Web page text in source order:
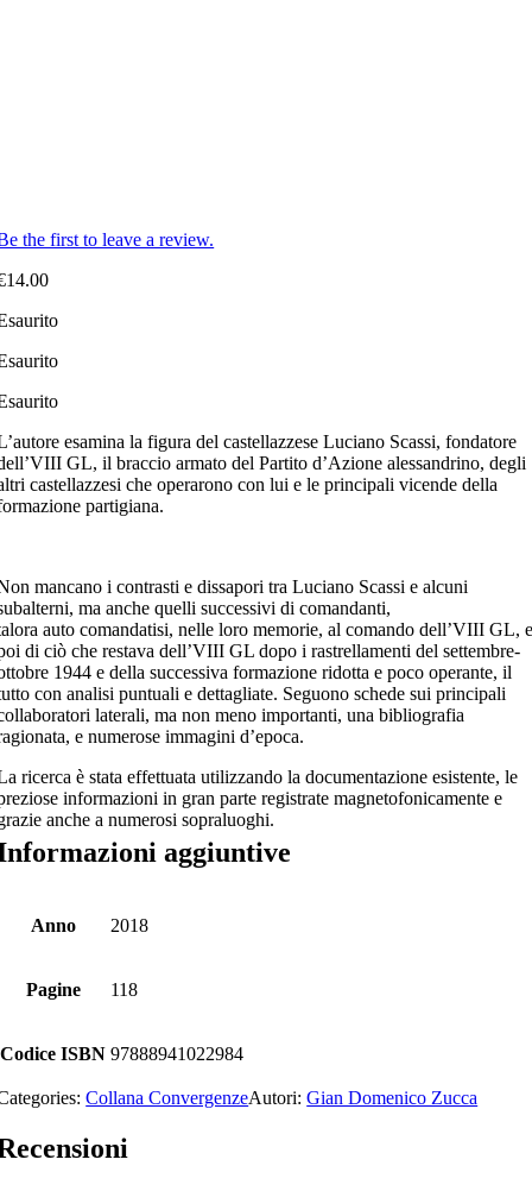
the first to leave a review.
14.00
esamina la figura del castellazzese Luciano Scassi, fondatore
GL, il braccio armato del Partito d’Azione alessandrino, degli
castellazzesi che operarono con lui e le principali vicende della
partigiana.
mancano i contrasti e dissapori tra Luciano Scassi e alcuni
ma anche quelli successivi di comandanti,
auto comandatisi, nelle loro memorie, al comando dell’VIII GL,
di ciò che restava dell’VIII GL dopo i rastrellamenti del settembre-
1944 e della successiva formazione ridotta e poco operante, il
con analisi puntuali e dettagliate. Seguono schede sui principali
laterali, ma non meno importanti, una bibliografia
e numerose immagini d’epoca.
ricerca è stata effettuata utilizzando la documentazione esistente, le
informazioni in gran parte registrate magnetofonicamente e
anche a numerosi sopraluoghi.
aggiuntive
Anno 2018
Pagine 118
Codice ISBN 97888941022984
Collana ConvergenzeAutori:Gian Domenico Zucca